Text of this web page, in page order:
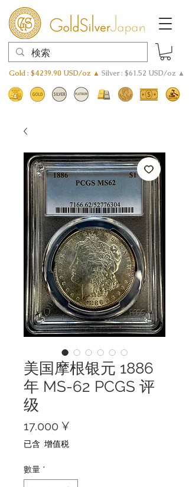
Gold : $4239.90 USD/oz ▲ Silver : $61.52 USD/oz ▲
美国摩根银元 1886
年 MS-62 PCGS 评
级
17.000 ¥
已含 增值税
數量 *